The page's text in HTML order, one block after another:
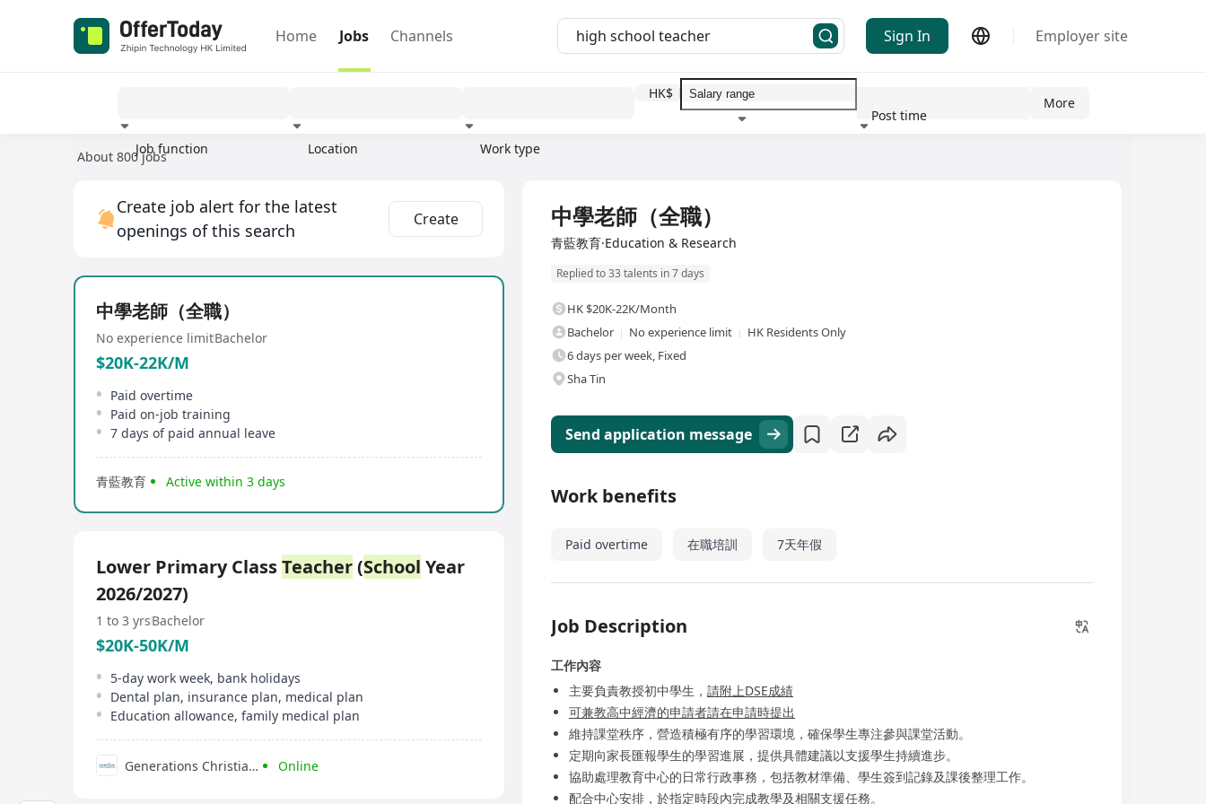
Home Jobs Channels Sign In Employer site
Job function Location Work type
HK$
Post time
More
About 800 jobs
Create job alert for the latest
openings of this search
Create
中學老師（全職）
No experience limitBachelor
$20K-22K/M
Paid overtime
Paid on-job training
7 days of paid annual leave
青藍教育 Active within 3 days
Lower Primary ClassTeacher(School Year
2026/2027)
1 to 3 yrsBachelor
$20K-50K/M
5-day work week, bank holidays
Dental plan, insurance plan, medical plan
Education allowance, family medical plan
Generations Christian Education Online
中學老師（全職）
青藍教育·Education & Research
Replied to 33 talents in 7 days
HK $20K-22K/Month
Bachelor
No experience limit
HK Residents Only
6 days per week, Fixed
Sha Tin
Send application message
Work benefits
Paid overtime 在職培訓 7天年假
Job Description
工作內容
主要負責教授初中學生， 請附上DSE成績
可兼教高中經濟的申請者請在申請時提出
維持課堂秩序，營造積極有序的學習環境，確保學生專注參與課堂活動。
定期向家長匯報學生的學習進展，提供具體建議以支援學生持續進步。
協助處理教育中心的日常行政事務，包括教材準備、學生簽到記錄及課後整理工作。
配合中心安排，於指定時段內完成教學及相關支援任務。